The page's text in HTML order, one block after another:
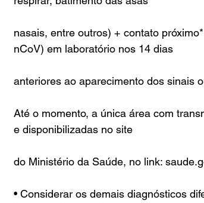
nasais, entre outros) + contato
nCoV) em laboratório nos 14 dias
anteriores ao aparecimento dos sinais
Até o momento, a única área com
e disponibilizadas no site
do Ministério da Saúde, no link:
• Considerar os demais diagnósticos